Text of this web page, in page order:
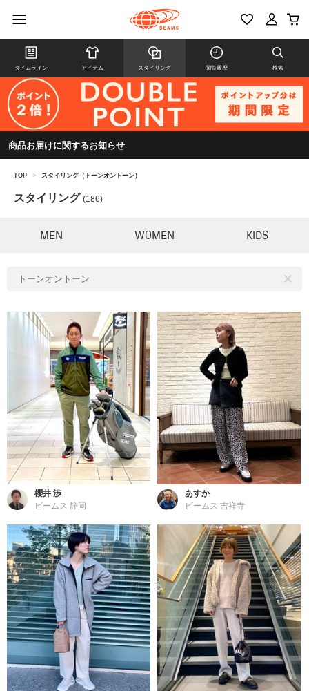
タイムライン アイテム スタイリング 閲覧履歴 検索
商品お届けに関するお知らせ
TOP > スタイリング（トーンオントーン）
スタイリング (186)
MEN WOMEN KIDS
トーンオントーン
櫻井 渉
ビームス 静岡
あすか
ビームス 吉祥寺